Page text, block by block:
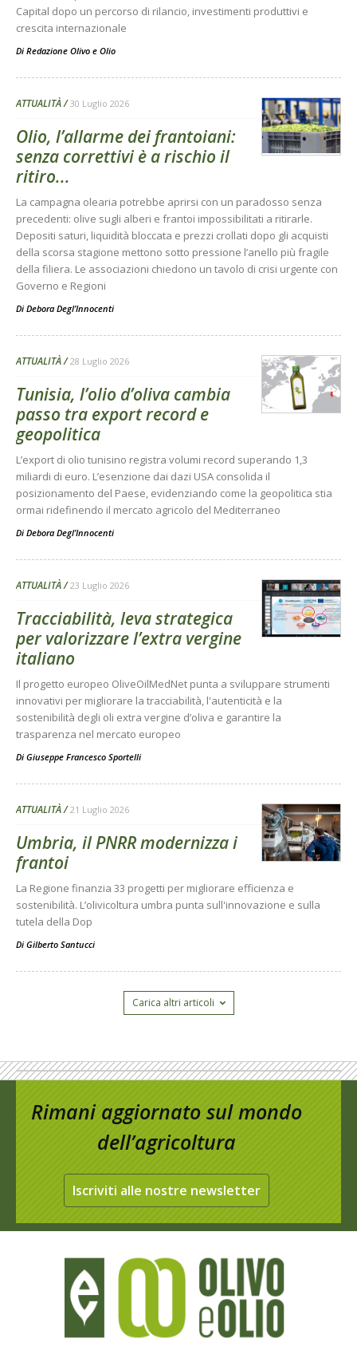
Capital dopo un percorso di rilancio, investimenti produttivi e
crescita internazionale
Di Redazione Olivo e Olio
ATTUALITÀ 30 Luglio 2026
Olio, l’allarme dei frantoiani:
senza correttivi è a rischio il
ritiro...
La campagna olearia potrebbe aprirsi con un paradosso senza
precedenti: olive sugli alberi e frantoi impossibilitati a ritirarle.
Depositi saturi, liquidità bloccata e prezzi crollati dopo gli acquisti
della scorsa stagione mettono sotto pressione l’anello più fragile
della filiera. Le associazioni chiedono un tavolo di crisi urgente con
Governo e Regioni
Di Debora Degl’Innocenti
ATTUALITÀ 28 Luglio 2026
Tunisia, l’olio d’oliva cambia
passo tra export record e
geopolitica
L’export di olio tunisino registra volumi record superando 1,3
miliardi di euro. L’esenzione dai dazi USA consolida il
posizionamento del Paese, evidenziando come la geopolitica stia
ormai ridefinendo il mercato agricolo del Mediterraneo
Di Debora Degl’Innocenti
ATTUALITÀ 23 Luglio 2026
Tracciabilità, leva strategica
per valorizzare l’extra vergine
italiano
Il progetto europeo OliveOilMedNet punta a sviluppare strumenti
innovativi per migliorare la tracciabilità, l'autenticità e la
sostenibilità degli oli extra vergine d’oliva e garantire la
trasparenza nel mercato europeo
Di Giuseppe Francesco Sportelli
ATTUALITÀ 21 Luglio 2026
Umbria, il PNRR modernizza i
frantoi
La Regione finanzia 33 progetti per migliorare efficienza e
sostenibilità. L’olivicoltura umbra punta sull'innovazione e sulla
tutela della Dop
Di Gilberto Santucci
Carica altri articoli
Rimani aggiornato sul mondo
dell’agricoltura
Iscriviti alle nostre newsletter